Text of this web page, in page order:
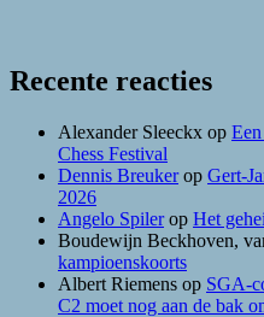
Recente reacties
Alexander Sleeckx op
Chess Festival
Dennis Breukerop Gert-
2026
Angelo Spilerop Het
Boudewijn Beckhoven,
kampioenskoorts
Albert Riemens op SGA-
C2 moet nog aan de bak